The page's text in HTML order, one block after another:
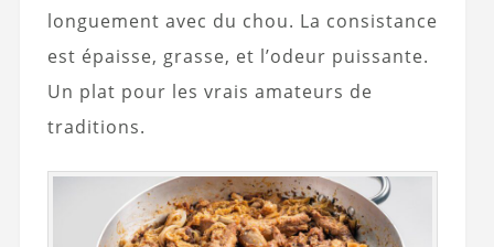
longuement avec du chou. La consistance
est épaisse, grasse, et l’odeur puissante.
Un plat pour les vrais amateurs de
traditions.